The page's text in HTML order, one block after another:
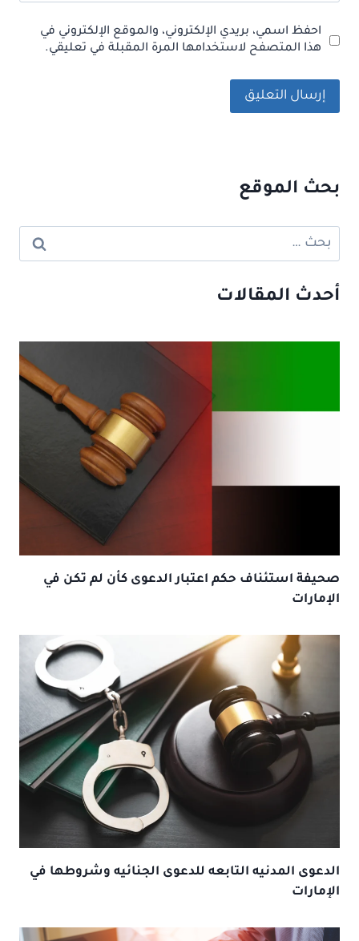
احفظ اسمي، بريدي الإلكتروني، والموقع الإلكتروني في
هذا المتصفح لاستخدامها المرة المقبلة في تعليقي.
بحث الموقع
البحث
عن:
أحدث المقالات
صحيفة استئناف حكم اعتبار الدعوى كأن لم تكن في
الإمارات
الدعوى المدنيه التابعه للدعوى الجنائيه وشروطها في
الإمارات